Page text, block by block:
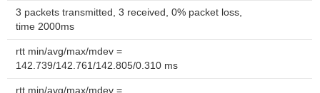
3 packets transmitted, 3 received, 0% packet loss,
time 2000ms
rtt min/avg/max/mdev =
142.739/142.761/142.805/0.310 ms
rtt min/avg/max/mdev =